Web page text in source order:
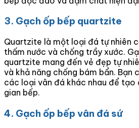
3. Gạch ốp bếp quartzite
Quartzite là một loại đá tự nhiên
thấm nước và chống trầy xước.
quartzite mang đến vẻ đẹp tự
và khả năng chống bám bẩn. Bạn
các loại vân đá khác nhau để tạo
gian bếp.
4. Gạch ốp bếp vân đá sứ